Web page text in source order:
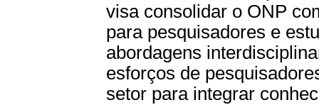
visa consolidar o ONP
para pesquisadores e
abordagens
esforços de
setor para integrar